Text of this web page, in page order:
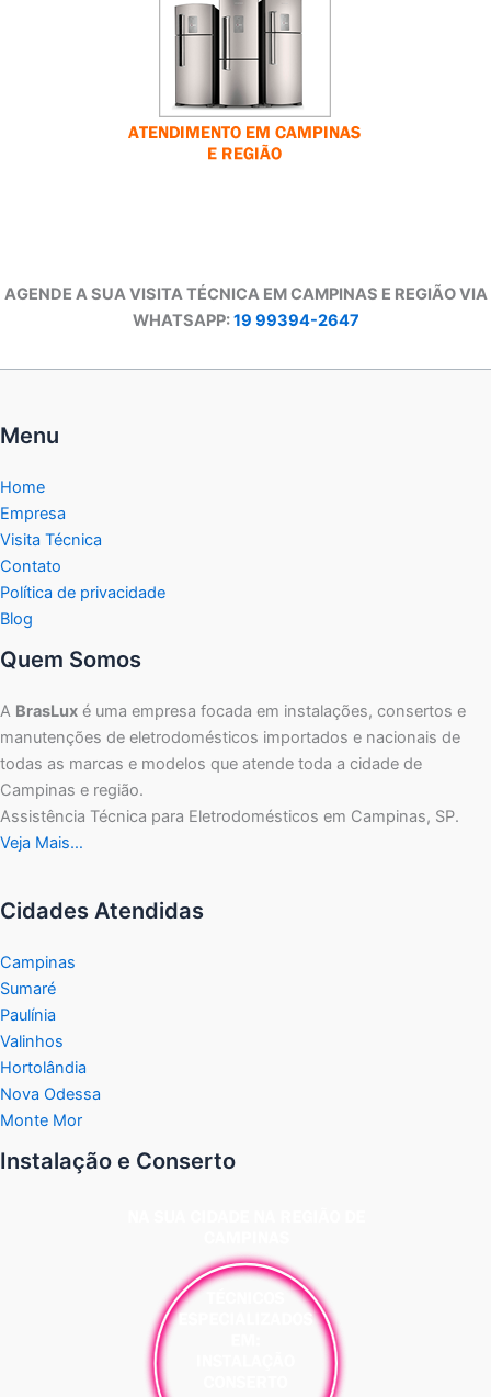
AGENDE A SUA VISITA TÉCNICA EM CAMPINAS E REGIÃO VIA
WHATSAPP:19 99394-2647
Menu
Home
Empresa
Visita Técnica
Contato
Política de privacidade
Blog
Quem Somos
A BrasLux é uma empresa focada em instalações, consertos e
manutenções de eletrodomésticos importados e nacionais de
todas as marcas e modelos que atende toda a cidade de
Campinas e região.
Assistência Técnica para Eletrodomésticos em Campinas, SP.
Veja Mais…
Cidades Atendidas
Campinas
Sumaré
Paulínia
Valinhos
Hortolândia
Nova Odessa
Monte Mor
Instalação e Conserto